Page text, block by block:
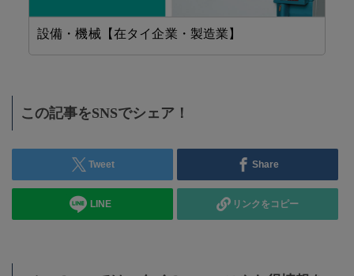
設備・機械【在タイ企業・製造業】
この記事をSNSでシェア！
Tweet Share
LINE リンクをコピー